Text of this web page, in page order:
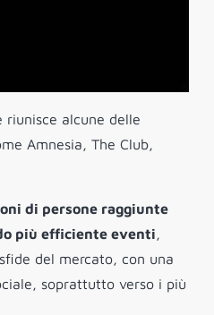
riunisce alcune delle
Amnesia, The Club,
di persone raggiunte
più efficiente eventi,
del mercato, con una
soprattutto verso i più